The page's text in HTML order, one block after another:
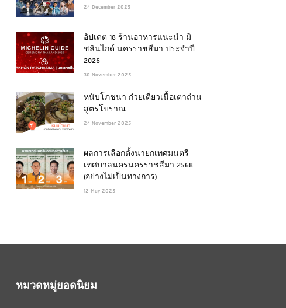
24 December 2025
อัปเดต 18 ร้านอาหารแนะนำ มิ
ชลินไกด์ นครราชสีมา ประจำปี
2026
30 November 2025
หนับโภชนา ก๋วยเตี๋ยวเนื้อเตาถ่าน
สูตรโบราณ
24 November 2025
ผลการเลือกตั้งนายกเทศมนตรี
เทศบาลนครนครราชสีมา 2568
(อย่างไม่เป็นทางการ)
12 May 2025
หมวดหมู่ยอดนิยม